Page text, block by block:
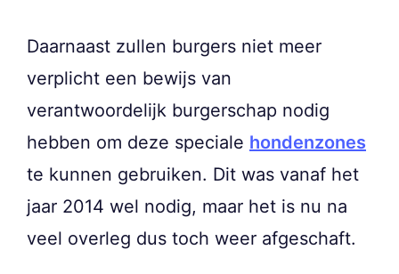
Daarnaast zullen burgers niet meer
verplicht een bewijs van
verantwoordelijk burgerschap nodig
hebben om deze speciale hondenzones
te kunnen gebruiken. Dit was vanaf het
jaar 2014 wel nodig, maar het is nu na
veel overleg dus toch weer afgeschaft.